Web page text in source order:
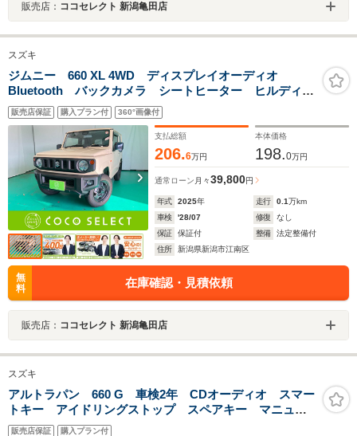
販売店： ココセレクト 新潟亀田店
スズキ
ジムニー 660 XL 4WD ディスプレイオーディオ
Bluetooth バックカメラ シートヒーター ヒルディセ
ントコントロール 衝突被害軽減ブレーキ コーナーセ
ンサー ESC オートエアコン アイドリングストッ
プ 純正16AW 4WD
販売店保証 購入プラン付 360°画像付
支払総額
206.6万円
本体価格
198.0万円
通常ローン 月々39,800円
年式 2025年 走行 0.1万km
車検
'28/07 修復
なし
保証
保証付 整備
法定整備付
住所
新潟県新潟市江南区
無
料
在庫確認・見積依頼
販売店： ココセレクト 新潟亀田店
スズキ
アルトラパン 660 G 車検2年 CDオーディオ スマー
トキー アイドリングストップ スペアキー マニュア
ルエアコン
販売店保証 購入プラン付